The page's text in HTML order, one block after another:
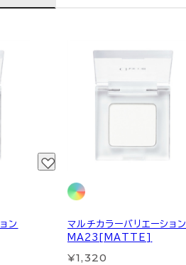
ン
マルチカラーバリエーション
MA23[MATTE]
¥1,320